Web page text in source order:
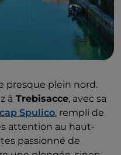
presque plein nord.
à Trebisacce, avec sa
Spulico, rempli de
attention au haut-
passionné de